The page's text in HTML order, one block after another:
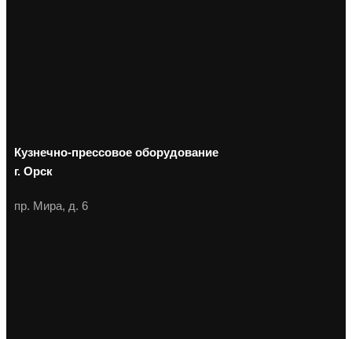
Кузнечно-прессовое оборудование
г. Орск
пр. Мира, д. 6